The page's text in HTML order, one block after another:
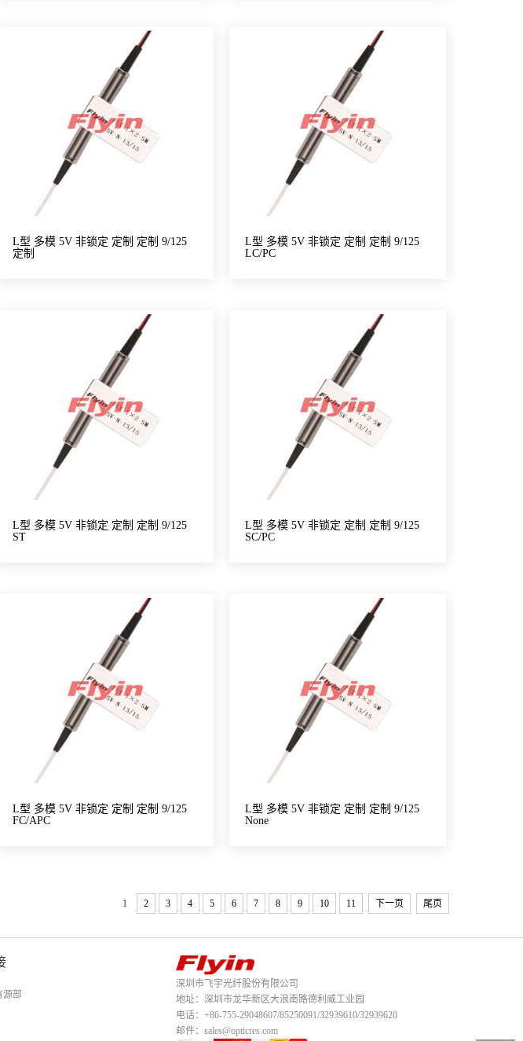
L型 多模 5V 非锁定 定制 定制 9/125
定制
L型 多模 5V 非锁定 定制 定制 9/125
LC/PC
L型 多模 5V 非锁定 定制 定制 9/125
ST
L型 多模 5V 非锁定 定制 定制 9/125
SC/PC
L型 多模 5V 非锁定 定制 定制 9/125
FC/APC
L型 多模 5V 非锁定 定制 定制 9/125
None
1 2 3 4 5 6 7 8 9 10 11 下一页 尾页
源部
深圳市飞宇光纤股份有限公司
地址：深圳市龙华新区大浪南路德利威工业园
电话：+86-755-29048607/85250091/32939610/32939620
邮件：sales@opticres.com